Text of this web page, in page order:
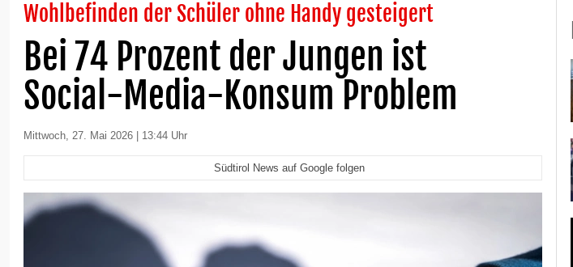
Wohlbefinden der Schüler ohne Handy gesteigert
Bei 74 Prozent der Jungen ist
Social-Media-Konsum Problem
Mittwoch, 27. Mai 2026 | 13:44 Uhr
Südtirol News auf Google folgen